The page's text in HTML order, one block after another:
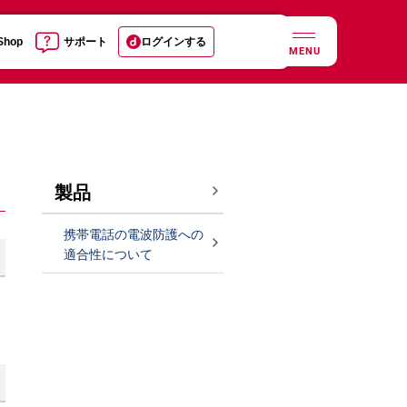
サポート ログインする
MENU
製品
携帯電話の電波防護への
適合性について